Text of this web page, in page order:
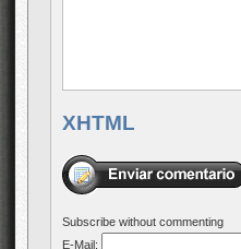
XHTML
Subscribe without commenting
E-Mail: